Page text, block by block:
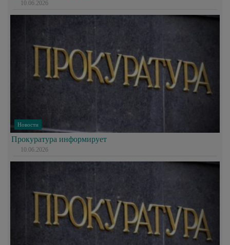
10.06.2026
Новости
Прокуратура информирует
10.06.2026